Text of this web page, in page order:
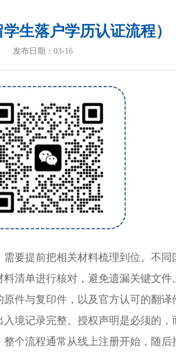
生落户学历认证流程）
发布日期：03-16
要提前把相关材料梳理到位。不同
清单进行核对，避免遗漏关键文件。
件与复印件，以及官方认可的翻译
境记录完整。授权声明是必须的，
个流程通常从线上注册开始，随后